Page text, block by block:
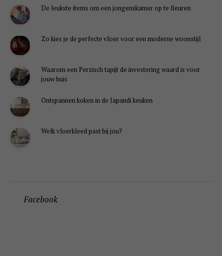
De leukste items om een jongenskamer op te fleuren
Zo kies je de perfecte vloer voor een moderne woonstijl
Waarom een Perzisch tapijt de investering waard is voor
jouw huis
Ontspannen koken in de Japandi keuken
Welk vloerkleed past bij jou?
Facebook